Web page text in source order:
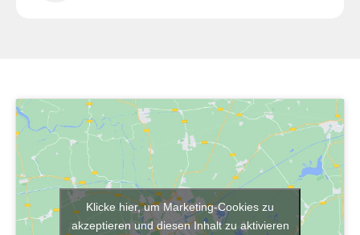
Klicke hier, um Marketing-Cookies zu
akzeptieren und diesen Inhalt zu aktivieren